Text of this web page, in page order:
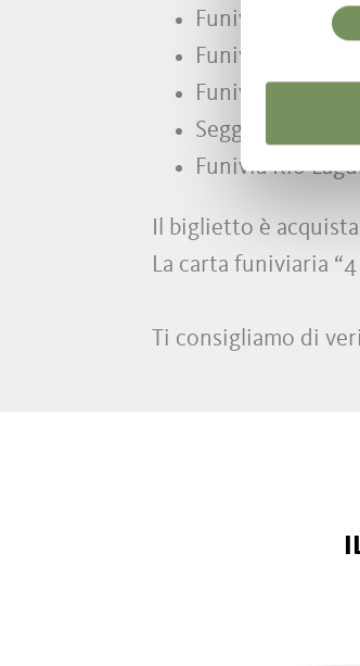
Funivia Texel
Funivia Unterstell
Funivia Monte
Seggiovia
Funivia Rio
Il biglietto è
La carta funiviaria
Ti consigliamo di